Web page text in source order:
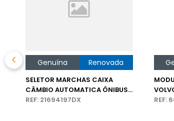
Genuína Renovada
SELETOR MARCHAS CAIXA
CÂMBIO AUTOMATICA ÔNIBUS
VOLVO
REF: 21694197DX
REF: